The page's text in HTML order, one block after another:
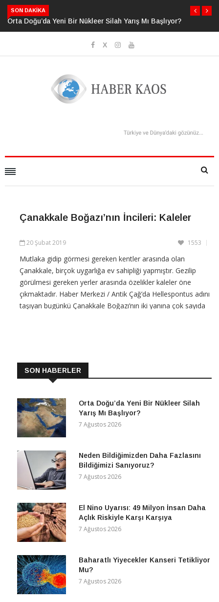
SON DAKIKA
Orta Doğu’da Yeni Bir Nükleer Silah Yarış Mı Başlıyor?
Çanakkale Boğazı’nın İncileri: Kaleler
20 Şubat 2019 1553
Mutlaka gidip görmesi gereken kentler arasında olan
Çanakkale, birçok uygarlığa ev sahipliği yapmıştır. Gezilip
görülmesi gereken yerler arasında özelikler kaleler öne
çıkmaktadır. Haber Merkezi / Antik Çağ’da Hellespontus adını
taşıyan bugünkü Çanakkale Boğazı’nın iki yanına çok sayıda
SON HABERLER
Orta Doğu’da Yeni Bir Nükleer Silah
Yarış Mı Başlıyor?
7 Ağustos 2026
Neden Bildiğimizden Daha Fazlasını
Bildiğimizi Sanıyoruz?
7 Ağustos 2026
El Nino Uyarısı: 49 Milyon İnsan Daha
Açlık Riskiyle Karşı Karşıya
7 Ağustos 2026
Baharatlı Yiyecekler Kanseri Tetikliyor
Mu?
7 Ağustos 2026